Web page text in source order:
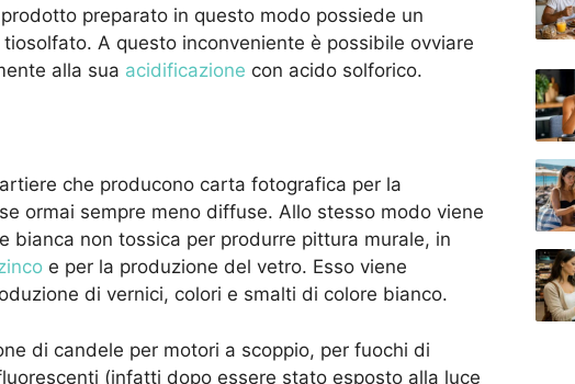
preparato in questo modo possiede un
A questo inconveniente è possibile ovviare
alla sua acidificazione con acido solforico.
che producono carta fotografica per la
ormai sempre meno diffuse. Allo stesso modo viene
bianca non tossica per produrre pittura murale, in
e per la produzione del vetro. Esso viene
di vernici, colori e smalti di colore bianco.
di candele per motori a scoppio, per fuochi di
(infatti dopo essere stato esposto alla luce